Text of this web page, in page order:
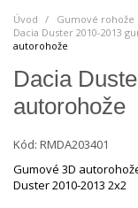
Úvod Gumové rohože
Dacia Duster 2010-2013
autorohože
Dacia
autorohože
Kód: RMDA203401
Gumové 3D
Duster 2010-2013 2x2